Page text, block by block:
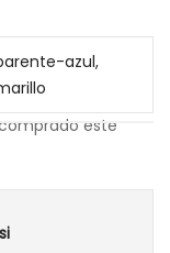
azul,
este